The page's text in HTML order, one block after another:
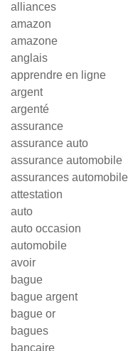
alliances
amazon
amazone
anglais
apprendre en ligne
argent
argenté
assurance
assurance auto
assurance automobile
assurances automobile
attestation
auto
auto occasion
automobile
avoir
bague
bague argent
bague or
bagues
bancaire